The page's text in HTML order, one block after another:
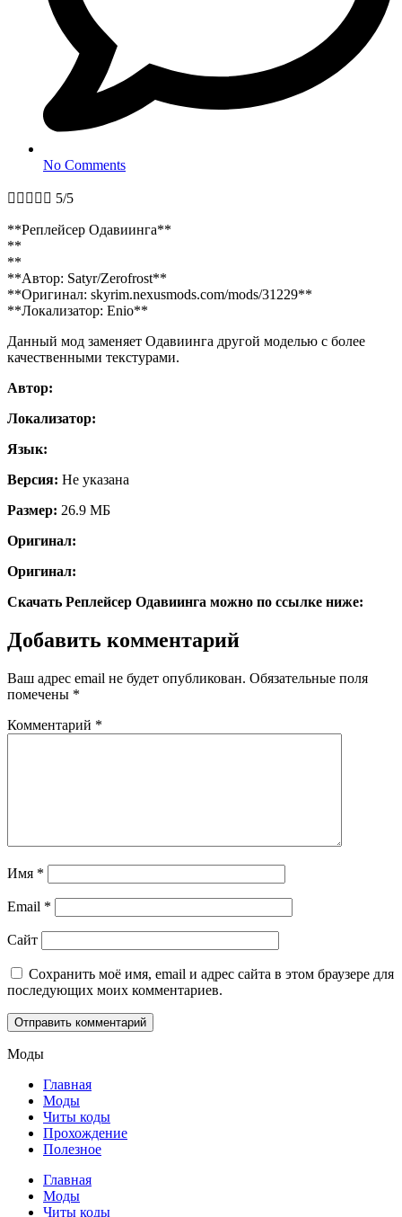
No Comments
     5/5
**Реплейсер Одавиинга**
**
**
**Автор: Satyr/Zerofrost**
**Оригинал: skyrim.nexusmods.com/mods/31229**
**Локализатор: Enio**
Данный мод заменяет Одавиинга другой моделью с более
качественными текстурами.
Автор:
Локализатор:
Язык:
Версия: Не указана
Размер: 26.9 МБ
Оригинал:
Оригинал:
Скачать Реплейсер Одавиинга можно по ссылке ниже:
Добавить комментарий
Ваш адрес email не будет опубликован. Обязательные поля
помечены *
Комментарий *
Имя *
Email *
Сайт
Сохранить моё имя, email и адрес сайта в этом браузере для
последующих моих комментариев.
Моды
Главная
Моды
Читы коды
Прохождение
Полезное
Главная
Моды
Читы коды